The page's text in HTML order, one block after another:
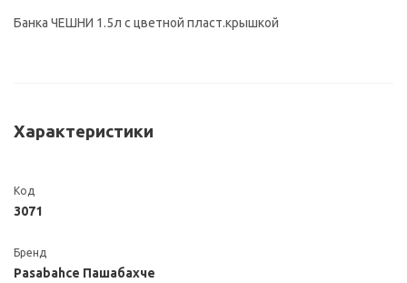
Банка ЧЕШНИ 1.5л с цветной пласт.крышкой
Характеристики
Код
3071
Бренд
Pasabahce Пашабахче